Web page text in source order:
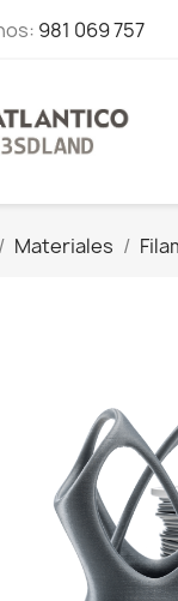
981 069 757
Materiales